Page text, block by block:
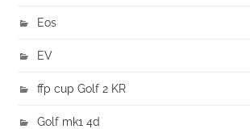
Eos
EV
ffp cup Golf 2 KR
Golf mk1 4d